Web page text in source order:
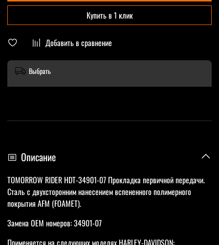
Добавить в сравнение
Купить в 1 клик
Выбрать
Описание
TOMORROW RIDER HDT-34901-07 Прокладка первичной передачи.
Сталь с двухсторонним нанесением вспененного полимерного
покрытия AFM (FOAMET).
Замена OEM номеров: 34901-07
Применяется на следующих моделях HARLEY-DAVIDSON: